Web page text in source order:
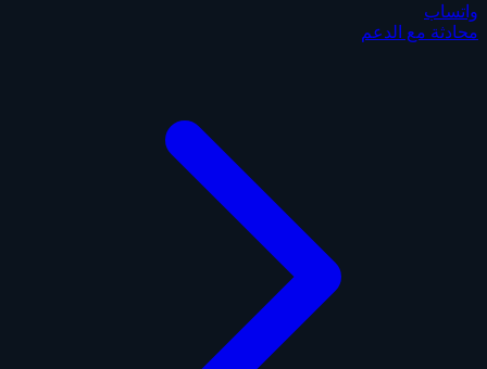
واتساب
محادثة مع الدعم